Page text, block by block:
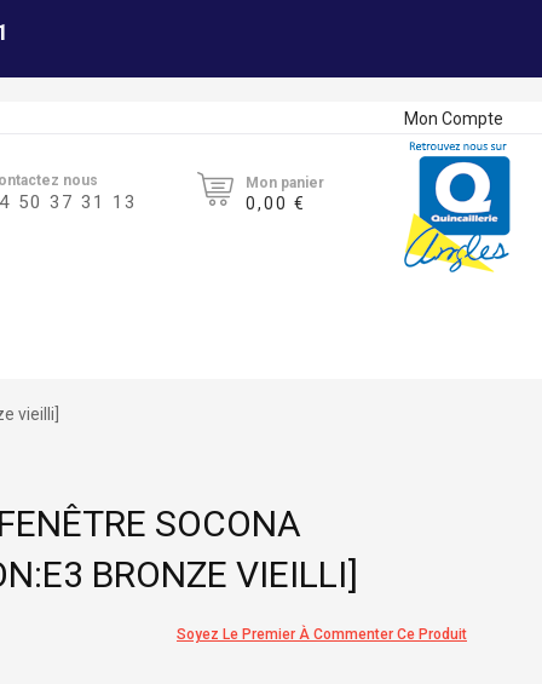
Mon Compte
nous
50 37 31 13
Mon panier
0,00 €
vieilli]
SOCONA
BRONZE VIEILLI]
Soyez Le Premier À Commenter Ce Produit